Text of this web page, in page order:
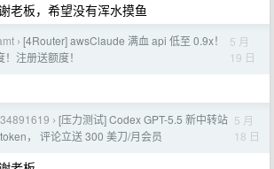
老板，希望没有浑水摸鱼
› [4Router] awsClaude 满血 api 低至 0.9x！
注册送额度！
5 月
19 日
› [压力测试] Codex GPT-5.5 新中转站
， 评论立送 300 美刀/月会员
5 月
18 日